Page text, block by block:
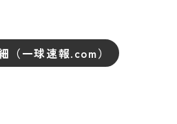
（一球速報.com）